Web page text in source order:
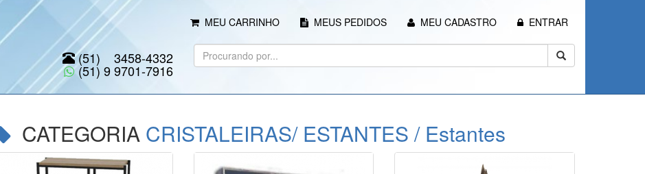
MEU CARRINHO MEUS PEDIDOS MEU CADASTRO ENTRAR
(51) 3458-4332
(51) 9 9701-7916
CATEGORIA CRISTALEIRAS/ ESTANTES / Estantes